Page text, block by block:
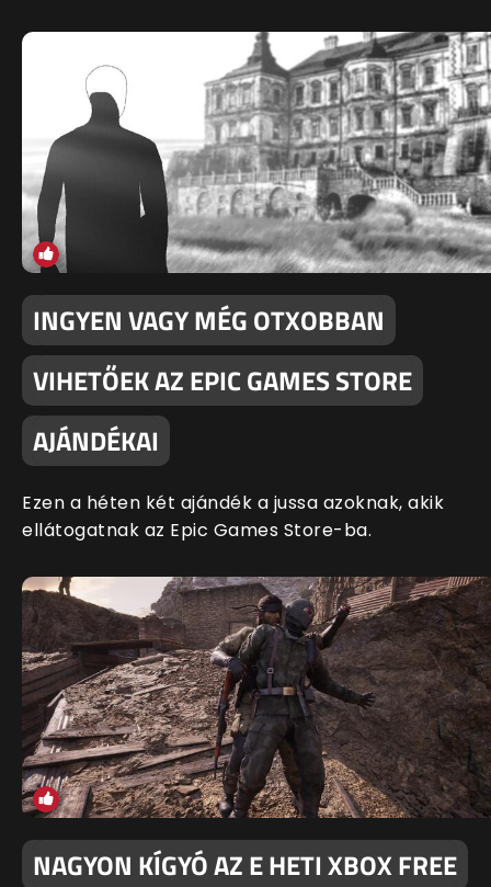
INGYEN VAGY MÉG OTXOBBAN
VIHETŐEK AZ EPIC GAMES STORE
AJÁNDÉKAI
Ezen a héten két ajándék a jussa azoknak, akik
ellátogatnak az Epic Games Store-ba.
NAGYON KÍGYÓ AZ E HETI XBOX FREE